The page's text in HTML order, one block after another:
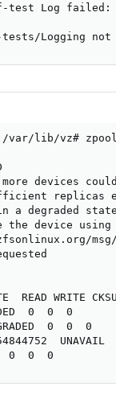
test Log
Logging not
var/lib/vz#
devices
replicas
a degraded
the device
READ WRITE
0  0  0
0  0  0
UNAVAIL
0  0  0